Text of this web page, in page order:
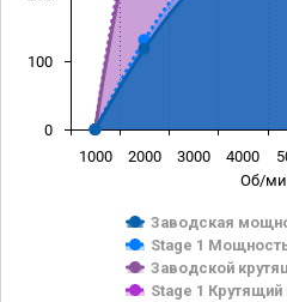
Об/
Заводская
Stage 1
Заводской
Stage 1
1000 2000 3000 4000
0
100